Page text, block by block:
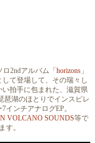
ロ2ndアルバム「 horizons 」
て登場して、その瑞々し
拍手に包まれた、滋賀県
琶湖のほとりでインスピレ
ンチアナログEP。
VOLCANO SOUNDS等で
す。